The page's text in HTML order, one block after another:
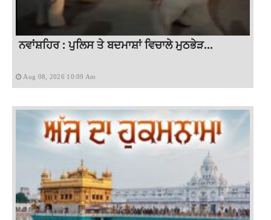
ਨਵਾਂਸ਼ਹਿਰ : ਪੁਲਿਸ ਤੇ ਬਦਮਾਸ਼ਾਂ ਵਿਚਾਲੇ ਮੁਠਭੇੜ...
Aug 08, 2026 10:09 Am